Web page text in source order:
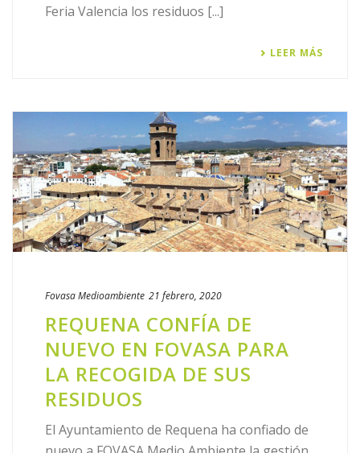
Feria Valencia los residuos [...]
LEER MÁS
Fovasa Medioambiente 21 febrero, 2020
REQUENA CONFÍA DE
NUEVO EN FOVASA PARA
LA RECOGIDA DE SUS
RESIDUOS
El Ayuntamiento de Requena ha confiado de